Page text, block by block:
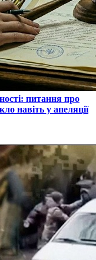
питання про
навіть у апеляції